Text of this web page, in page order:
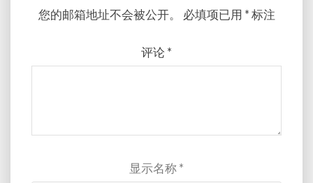
您的邮箱地址不会被公开。 必填项已用 *标注
评论 *
显示名称*